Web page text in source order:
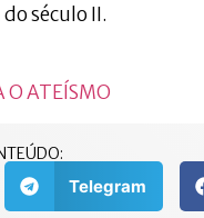
século II.
O ATEÍSMO
Telegram